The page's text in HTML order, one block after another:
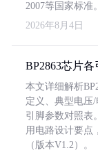
2007等国家标准。
2026年8月4日
BP2863芯片
本文详细解析
定义、典型电压
引脚参数对照表
用电路设计要点
（版本V1.2）。